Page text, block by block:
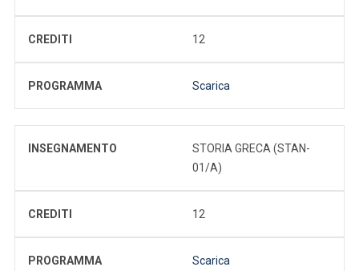
CREDITI 12
PROGRAMMA Scarica
INSEGNAMENTO
STORIA GRECA (STAN-
01/A)
CREDITI 12
PROGRAMMA Scarica